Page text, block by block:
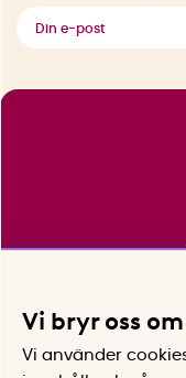
Vi bryr oss
Vi använder